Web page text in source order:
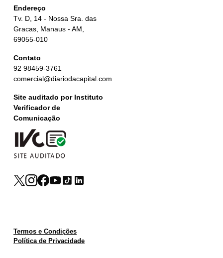
Endereço
Tv. D, 14 - Nossa Sra. das
Gracas, Manaus - AM,
69055-010
Contato
92 98459-3761
comercial@diariodacapital.com
Site auditado por Instituto
Verificador de
Comunicação
Termos e Condições
Política de Privacidade